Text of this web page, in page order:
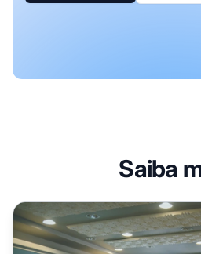
Saiba
15 Melhores Cursos Gratuitos